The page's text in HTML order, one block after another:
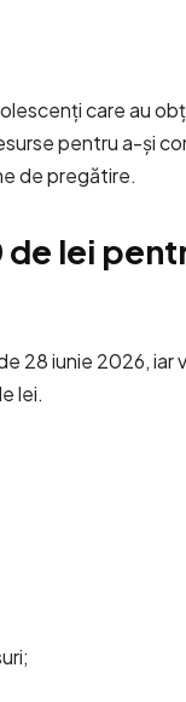
care au
pentru a-și
de pregătire.
de lei
28 iunie 2026, iar
lei.